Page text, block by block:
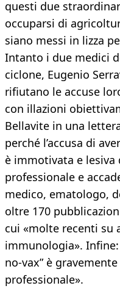
questi due
occuparsi di
siano messi in lizza
Intanto i due medici
ciclone, Eugenio
rifiutano le accuse
con illazioni
Bellavite in una
perché l’accusa di
è immotivata e
professionale e
medico, ematologo,
oltre 170
cui «molte recenti
immunologia».
no-vax” è
professionale».